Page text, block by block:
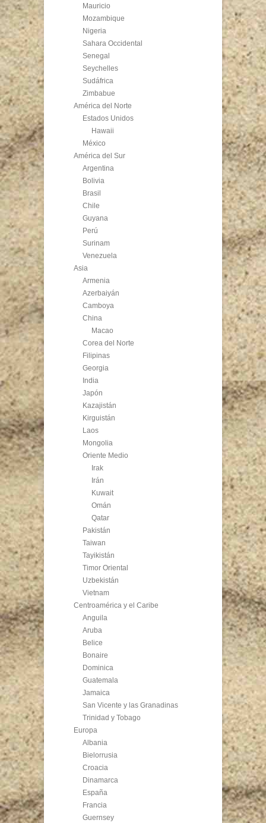
Mauricio
Mozambique
Nigeria
Sahara Occidental
Senegal
Seychelles
Sudáfrica
Zimbabue
América del Norte
Estados Unidos
Hawaii
México
América del Sur
Argentina
Bolivia
Brasil
Chile
Guyana
Perú
Surinam
Venezuela
Asia
Armenia
Azerbaiyán
Camboya
China
Macao
Corea del Norte
Filipinas
Georgia
India
Japón
Kazajistán
Kirguistán
Laos
Mongolia
Oriente Medio
Irak
Irán
Kuwait
Omán
Qatar
Pakistán
Taiwan
Tayikistán
Timor Oriental
Uzbekistán
Vietnam
Centroamérica y el Caribe
Anguila
Aruba
Belice
Bonaire
Dominica
Guatemala
Jamaica
San Vicente y las Granadinas
Trinidad y Tobago
Europa
Albania
Bielorrusia
Croacia
Dinamarca
España
Francia
Guernsey